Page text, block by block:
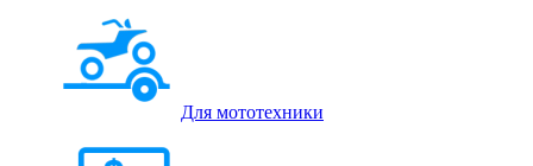
Для мототехники